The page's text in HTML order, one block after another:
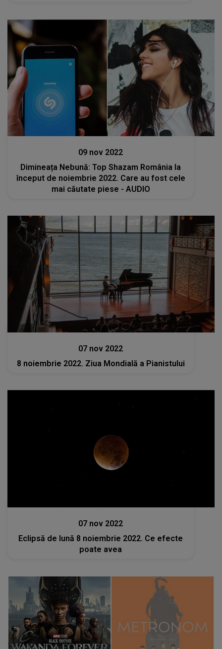
Stiri
09 nov 2022
Dimineața Nebună: Top Shazam România la
început de noiembrie 2022. Care au fost cele
mai căutate piese - AUDIO
Stiri
07 nov 2022
8 noiembrie 2022. Ziua Mondială a Pianistului
07 nov 2022
Eclipsă de lună 8 noiembrie 2022. Ce efecte
poate avea